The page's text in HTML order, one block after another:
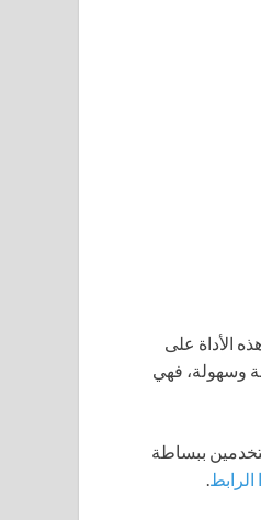
الأداة على
وسهولة، فهي
ببساطة
الرابط.